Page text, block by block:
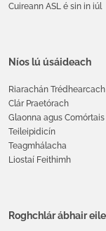
Cuireann ASL é sin in iúl
Níos lú úsáideach
Riarachán Trédhearcach
Clár Praetórach
Glaonna agus Comórtais
Teileipidicín
Teagmhálacha
Liostaí Feithimh
Roghchlár ábhair eile